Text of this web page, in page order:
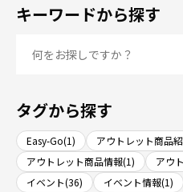
キーワードから探す
タグから探す
Easy-Go(1)
アウトレット商品
アウトレット商品情報(1)
アウ
イベント(36)
イベント情報(1)